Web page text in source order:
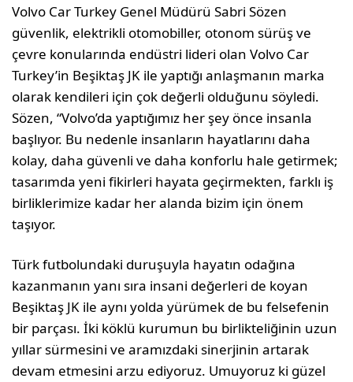
Volvo Car Turkey Genel Müdürü Sabri Sözen
güvenlik, elektrikli otomobiller, otonom sürüş ve
çevre konularında endüstri lideri olan Volvo Car
Turkey’in Beşiktaş JK ile yaptığı anlaşmanın marka
olarak kendileri için çok değerli olduğunu söyledi.
Sözen, “Volvo’da yaptığımız her şey önce insanla
başlıyor. Bu nedenle insanların hayatlarını daha
kolay, daha güvenli ve daha konforlu hale getirmek;
tasarımda yeni fikirleri hayata geçirmekten, farklı iş
birliklerimize kadar her alanda bizim için önem
taşıyor.
Türk futbolundaki duruşuyla hayatın odağına
kazanmanın yanı sıra insani değerleri de koyan
Beşiktaş JK ile aynı yolda yürümek de bu felsefenin
bir parçası. İki köklü kurumun bu birlikteliğinin uzun
yıllar sürmesini ve aramızdaki sinerjinin artarak
devam etmesini arzu ediyoruz. Umuyoruz ki güzel